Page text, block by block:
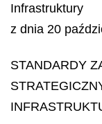
Infrastruktury
z dnia 20
STANDARDY